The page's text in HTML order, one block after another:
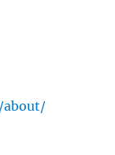
about/